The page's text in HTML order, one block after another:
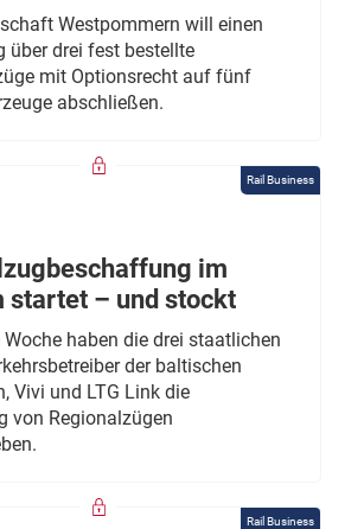
Westpommern will einen
über drei fest bestellte
mit Optionsrecht auf fünf
abschließen.
Rail Business
im
startet – und stockt
Woche haben die drei staatlichen
der baltischen
Vivi und LTG Link die
von Regionalzügen
Rail Business